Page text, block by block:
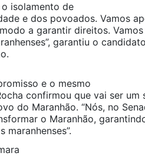
isolamento de
e dos povoados. Vamos
a garantir direitos.
garantiu o
e o mesmo
confirmou que vai ser um
do Maranhão. “Nós, no
o Maranhão,
maranhenses”.